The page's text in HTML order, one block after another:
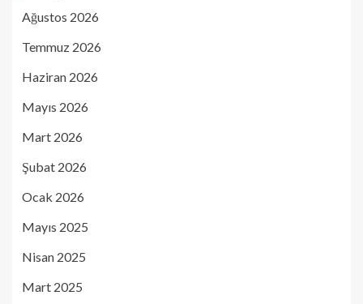
Ağustos 2026
Temmuz 2026
Haziran 2026
Mayıs 2026
Mart 2026
Şubat 2026
Ocak 2026
Mayıs 2025
Nisan 2025
Mart 2025